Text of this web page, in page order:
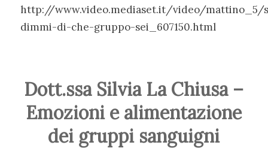
http://www.video.mediaset.it/video/mattino_5/
dimmi-di-che-gruppo-sei_607150.html
Dott.ssa Silvia La Chiusa –
Emozioni e alimentazione
dei gruppi sanguigni